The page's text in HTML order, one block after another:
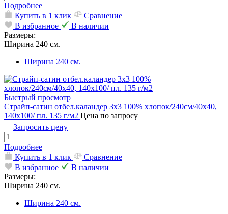
Подробнее
Купить в 1 клик
Сравнение
В избранное
В наличии
Размеры:
Ширина 240 см.
Ширина 240 см.
Быстрый просмотр
Страйп-сатин отбел.каландер 3х3 100% хлопок/240см/40х40,
140х100/ пл. 135 г/м2 Цена по запросу
Запросить цену
Подробнее
Купить в 1 клик
Сравнение
В избранное
В наличии
Размеры:
Ширина 240 см.
Ширина 240 см.